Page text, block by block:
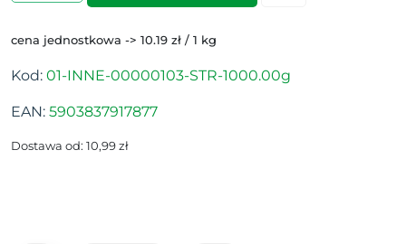
cena jednostkowa -> 10.19 zł / 1 kg
Kod: 01-INNE-00000103-STR-1000.00g
EAN: 5903837917877
Dostawa od: 10,99 zł